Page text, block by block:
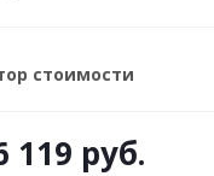
стоимости
119 руб.